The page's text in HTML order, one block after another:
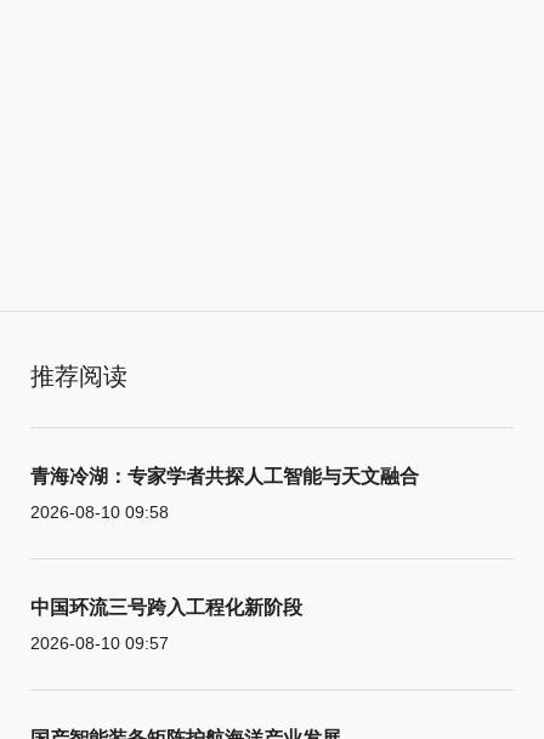
推荐阅读
青海冷湖：专家学者共探人工智能与天文融合
2026-08-10 09:58
中国环流三号跨入工程化新阶段
2026-08-10 09:57